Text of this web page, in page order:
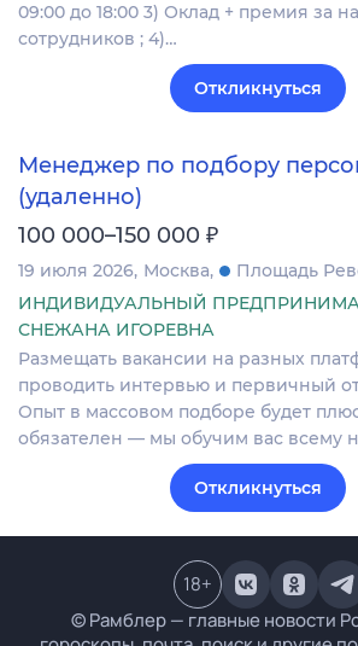
09:00 до 18:00 3) Оклад + премия за
сотрудников ; 4)…
Откликнуться
Менеджер по подбору
(удаленно)
100 000–150 000 ₽
19 июля 2026 Москва
Площадь
ИНДИВИДУАЛЬНЫЙ
СНЕЖАНА ИГОРЕВНА
Размещать вакансии на разных
проводить интервью и первичный
Опыт в массовом подборе будет
обязателен — мы обучим вас всему
Откликнуться
© Рамблер — главные новости
18+